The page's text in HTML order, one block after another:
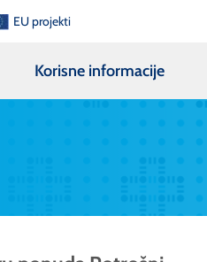
EU projekti
Korisne informacije